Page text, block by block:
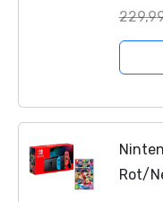
Rot/